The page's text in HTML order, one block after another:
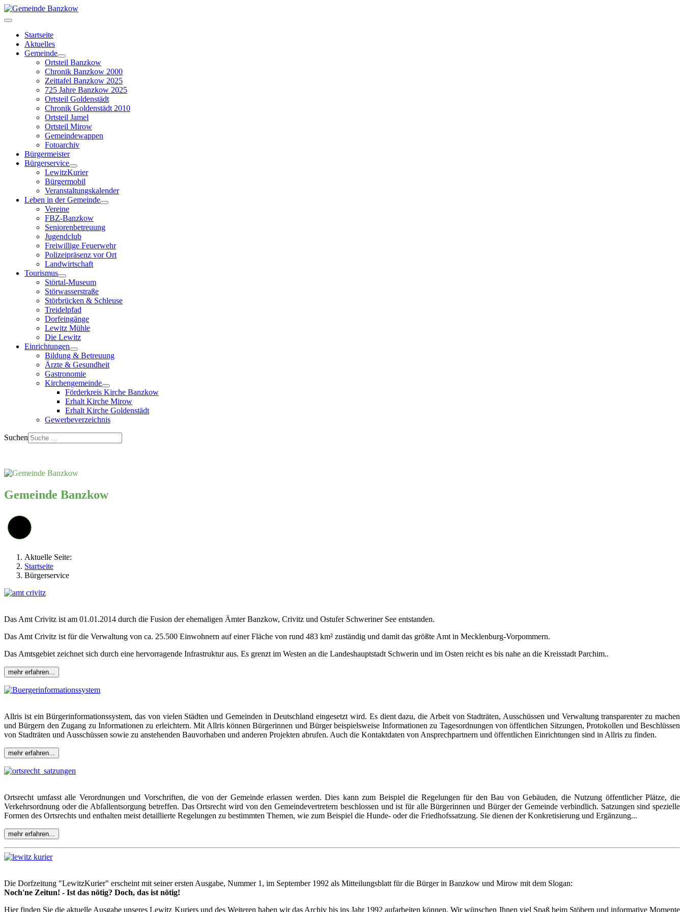
Startseite
Aktuelles
Gemeinde
Ortsteil Banzkow
Chronik Banzkow 2000
Zeittafel Banzkow 2025
725 Jahre Banzkow 2025
Ortsteil Goldenstädt
Chronik Goldenstädt 2010
Ortsteil Jamel
Ortsteil Mirow
Gemeindewappen
Fotoarchiv
Bürgermeister
Bürgerservice
LewitzKurier
Bürgermobil
Veranstaltungskalender
Leben in der Gemeinde
Vereine
FBZ-Banzkow
Seniorenbetreuung
Jugendclub
Freiwillige Feuerwehr
Polizeipräsenz vor Ort
Landwirtschaft
Tourismus
Störtal-Museum
Störwasserstraße
Störbrücken & Schleuse
Treidelpfad
Dorfeingänge
Lewitz Mühle
Die Lewitz
Einrichtungen
Bildung & Betreuung
Ärzte & Gesundheit
Gastronomie
Kirchengemeinde
Förderkreis Kirche Banzkow
Erhalt Kirche Mirow
Erhalt Kirche Goldenstädt
Gewerbeverzeichnis
Suchen
Gemeinde Banzkow
Aktuelle Seite:
Startseite
Bürgerservice
Das Amt Crivitz ist am 01.01.2014 durch die Fusion der ehemaligen Ämter Banzkow, Crivitz und Ostufer Schweriner See entstanden.
Das Amt Crivitz ist für die Verwaltung von ca. 25.500 Einwohnern auf einer Fläche von rund 483 km² zuständig und damit das größte Amt in Mecklenburg-Vorpommern.
Das Amtsgebiet zeichnet sich durch eine hervorragende Infrastruktur aus. Es grenzt im Westen an die Landeshauptstadt Schwerin und im Osten reicht es bis nahe an die Kreisstadt Parchim..
mehr erfahren...
Allris ist ein Bürgerinformationssystem, das von vielen Städten und Gemeinden in Deutschland eingesetzt wird. Es dient dazu, die Arbeit von Stadträten, Ausschüssen und Verwaltung transparenter zu machen
und Bürgern den Zugang zu Informationen zu erleichtern. Mit Allris können Bürgerinnen und Bürger beispielsweise Informationen zu Tagesordnungen von öffentlichen Sitzungen, Protokollen und Beschlüssen
von Stadträten und Ausschüssen sowie zu anstehenden Bauvorhaben und anderen Projekten abrufen. Auch die Kontaktdaten von Ansprechpartnern und öffentlichen Einrichtungen sind in Allris zu finden.
mehr erfahren...
Ortsrecht umfasst alle Verordnungen und Vorschriften, die von der Gemeinde erlassen werden. Dies kann zum Beispiel die Regelungen für den Bau von Gebäuden, die Nutzung öffentlicher Plätze, die
Verkehrsordnung oder die Abfallentsorgung betreffen. Das Ortsrecht wird von den Gemeindevertretern beschlossen und ist für alle Bürgerinnen und Bürger der Gemeinde verbindlich. Satzungen sind spezielle
Formen des Ortsrechts und enthalten meist detaillierte Regelungen zu bestimmten Themen, wie zum Beispiel die Hunde- oder die Friedhofssatzung. Sie dienen der Konkretisierung und Ergänzung...
mehr erfahren...
Die Dorfzeitung "LewitzKurier" erscheint mit seiner ersten Ausgabe, Nummer 1, im September 1992 als Mitteilungsblatt für die Bürger in Banzkow und Mirow mit dem Slogan:
Noch'ne Zeitun! - Ist das nötig? Doch, das ist nötig!
Hier finden Sie die aktuelle Ausgabe unseres Lewitz Kuriers und des Weiteren haben wir das Archiv bis ins Jahr 1992 aufarbeiten können. Wir wünschen Ihnen viel Spaß beim Stöbern und informative Momente